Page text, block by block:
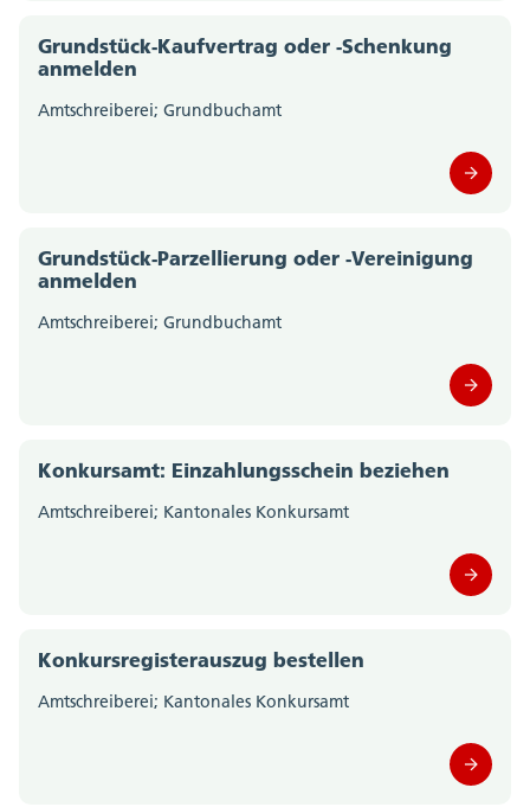
Grundstück-Kaufvertrag oder -Schenkung
anmelden
Amtschreiberei; Grundbuchamt
Grundstück-Parzellierung oder -Vereinigung
anmelden
Amtschreiberei; Grundbuchamt
Konkursamt: Einzahlungsschein beziehen
Amtschreiberei; Kantonales Konkursamt
Konkursregisterauszug bestellen
Amtschreiberei; Kantonales Konkursamt